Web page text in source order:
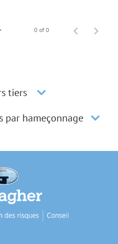
0 of 0
tiers
par hameçonnage